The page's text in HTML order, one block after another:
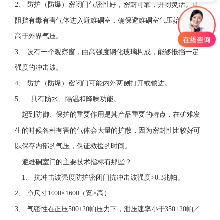
2、 防护（防爆）密闭门气密性好，密封可靠，开闭灵活。可
阻挡有毒有害气体进入避难硐室，确保避难硐室气压始终保持
高于外界气压。
3、 设有一个观察窗，由高强度钢化玻璃构成，能够抵挡一定
强度的冲击波。
4、 防护（防爆）密闭门可能内外两侧打开或锁进。
5、 具有防水、隔温和降噪功能。
起到防御、保护的重要作用是其产品重要的特点，在矿难发
生的时候各种有害的气体会大量的扩散，因为密封性比较好可
以保存内部的气压，保证救援的时间。
避难硐室门的主要技术指标有那些？
1、 抗冲击波强度防护密闭门抗冲击波强度>0.3兆帕。
2、 净尺寸1000×1600（宽×高）
3、 气密性在正压500±20帕压力下，泄压速率小于350±20帕／